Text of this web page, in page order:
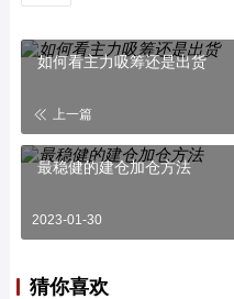
如何看主力吸筹还是出货
上一篇
最稳健的建仓加仓方法
2023-01-30
猜你喜欢